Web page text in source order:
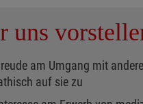
uns
am Umgang mit
auf sie zu